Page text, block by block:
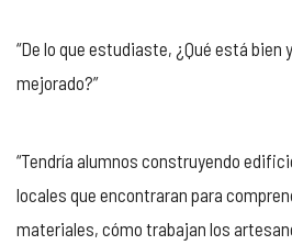
“De lo que estudiaste, ¿Qué está bien
mejorado?”
“Tendría alumnos construyendo
locales que encontraran para
materiales, cómo trabajan los